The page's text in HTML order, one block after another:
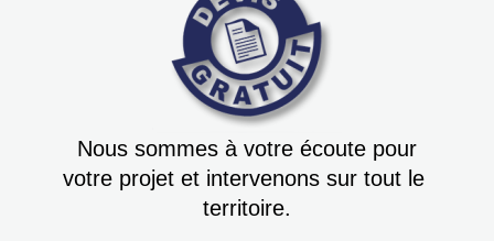
Nous sommes à votre écoute pour
votre projet et intervenons sur tout le
territoire.